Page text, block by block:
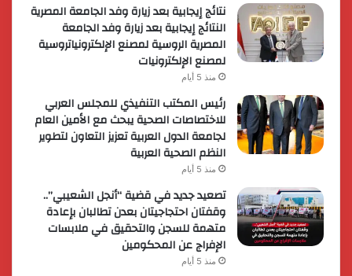
نتائج إيجابية بعد زيارة وفد الجامعة المصرية
النتائج إيجابية بعد زيارة وفد الجامعة
المصرية الروسية لمصنع الإلكترونياتروسية
لمصنع الإلكترونيات
منذ 5 أيام
رئيس المكتب التنفيذي للمجلس العربي
للاختصاصات الصحية يبحث مع الأمين العام
لجامعة الدول العربية تعزيز التعاون لتطوير
النظم الصحية العربية
منذ 5 أيام
تصعيد جديد في قضية “أنجل الشعيبي”..
وقفتان احتجاجيتان بعدن تطالبان بإعادة
متهمة للسجن والتحقيق في ملابسات
الإفراج عن المحكومين
منذ 5 أيام